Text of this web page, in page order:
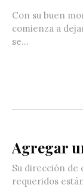
Con su buen
comienza a
se...
Agregar
Su dirección de
requeridos